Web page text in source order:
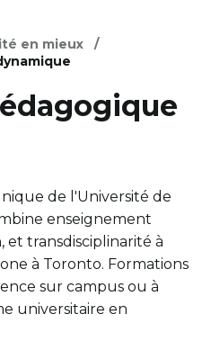
en mieux
de l'Université de
enseignement
et transdisciplinarité à
à Toronto. Formations
sur campus ou à
universitaire en